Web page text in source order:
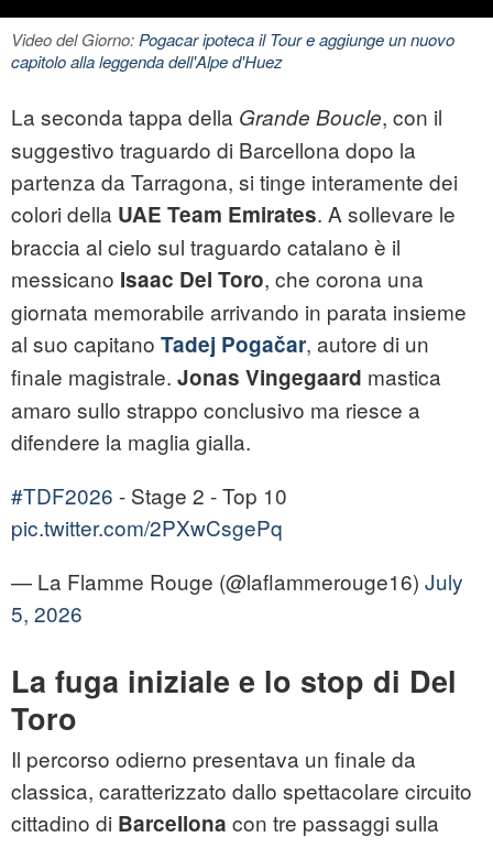
Video del Giorno:Pogacar ipoteca il Tour e aggiunge un nuovo
capitolo alla leggenda dell'Alpe d'Huez
La seconda tappa della Grande Boucle, con il
suggestivo traguardo di Barcellona dopo la
partenza da Tarragona, si tinge interamente dei
colori della UAE Team Emirates. A sollevare le
braccia al cielo sul traguardo catalano è il
messicano Isaac Del Toro, che corona una
giornata memorabile arrivando in parata insieme
al suo capitano Tadej Pogačar, autore di un
finale magistrale. Jonas Vingegaard mastica
amaro sullo strappo conclusivo ma riesce a
difendere la maglia gialla.
#TDF2026 - Stage 2 - Top 10
pic.twitter.com/2PXwCsgePq
— La Flamme Rouge (@laflammerouge16) July
5, 2026
La fuga iniziale e lo stop di Del
Toro
Il percorso odierno presentava un finale da
classica, caratterizzato dallo spettacolare circuito
cittadino di Barcellona con tre passaggi sulla